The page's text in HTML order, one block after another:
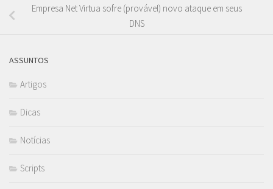
Empresa Net Virtua sofre (provável) novo ataque em seus
DNS
ASSUNTOS
Artigos
Dicas
Notícias
Scripts